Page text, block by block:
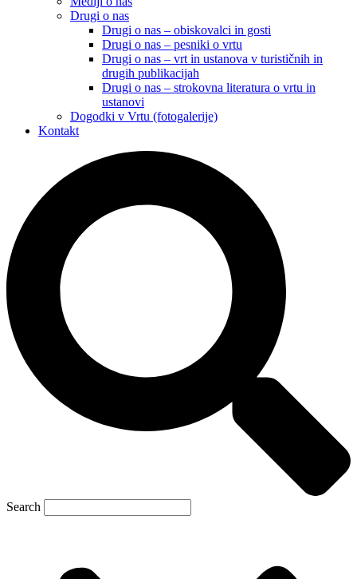
Drugi o nas
Drugi o nas – obiskovalci in gosti
Drugi o nas – pesniki o vrtu
Drugi o nas – vrt in ustanova v turističnih in
drugih publikacijah
Drugi o nas – strokovna literatura o vrtu in
ustanovi
Dogodki v Vrtu (fotogalerije)
Kontakt
Search